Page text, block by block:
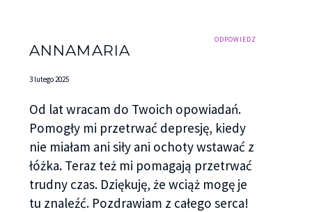
Wtedy mnie właśnie uderzył. W oczach stanęły mi
łzy, kiedy wymierzył mi silny policzek.
– Jesteś nic nie wartą dziwką – syknął. – Jeżeli
jeszcze raz się to powtórzy to mnie popamiętasz –
warknął gniewnie, potem odsunął się ode mnie,
zabrał z krzesła swoją sportową kurtkę i trzaskając
drzwiami wyszedł z domu, a ja znów zostałam
sama.
ODPOWIEDZ
ANNAMARIA
3 lutego 2025
Od lat wracam do Twoich opowiadań.
Pomogły mi przetrwać depresję, kiedy
nie miałam ani siły ani ochoty wstawać z
łóżka. Teraz też mi pomagają przetrwać
trudny czas. Dziękuję, że wciąż mogę je
tu znaleźć. Pozdrawiam z całego serca!